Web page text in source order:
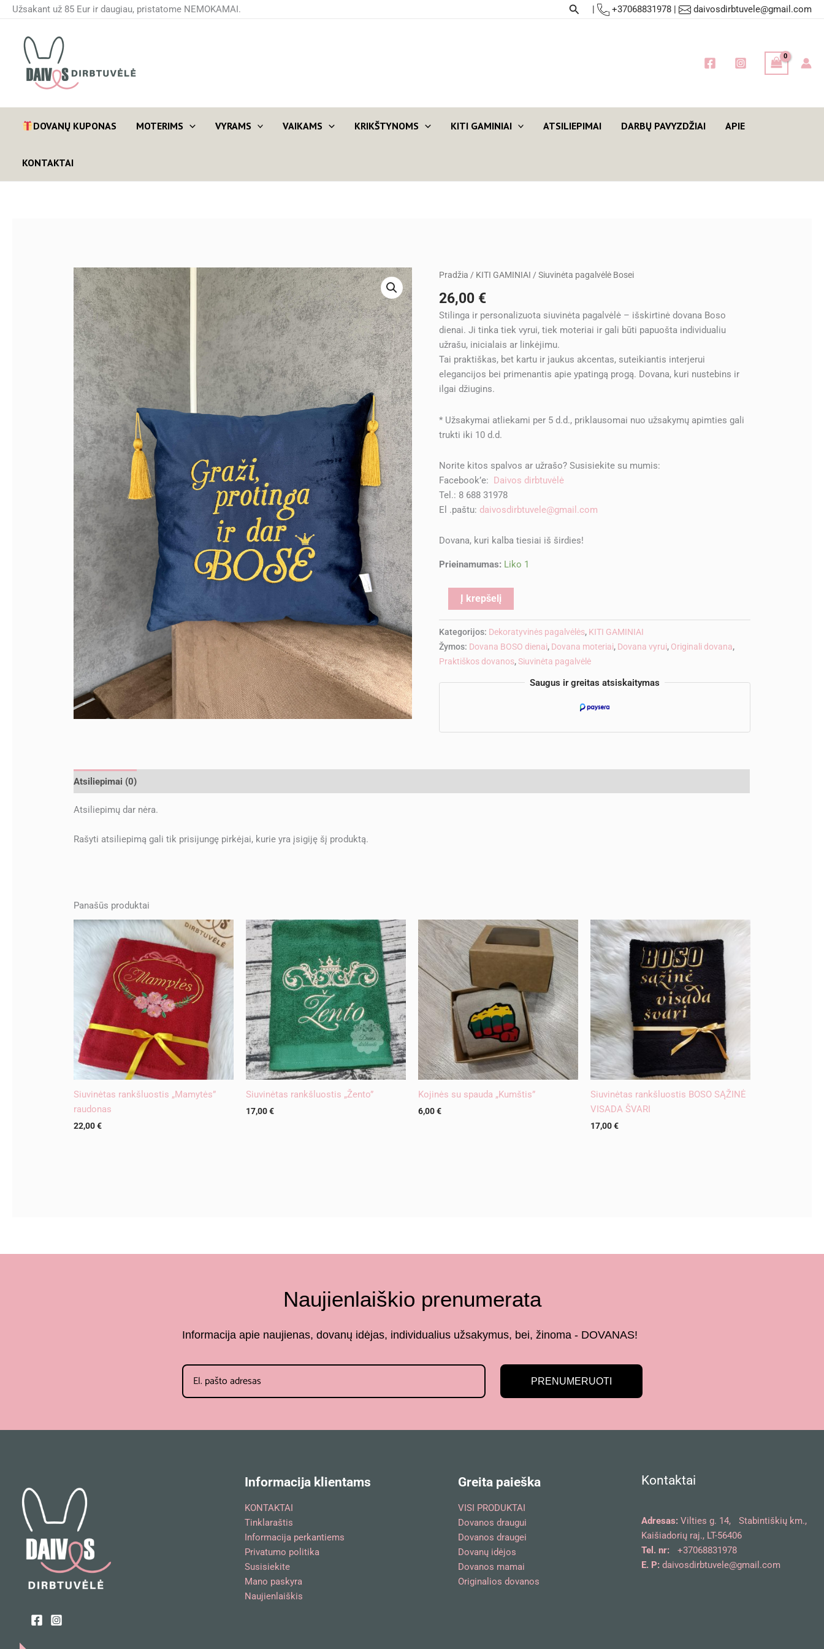
Pereiti
turinio
Užsakant už 85 Eur ir daugiau, pristatome NEMOKAMAI. Paieška
| +37068831978 | daivosdirbtuvele@gmail.com
DOVANŲ KUPONAS MOTERIMS VYRAMS VAIKAMS KRIKŠTYNOMS KITI GAMINIAI ATSILIEPIMAI DARBŲ PAVYZDŽIAI APIE
KONTAKTAI
Pradžia / KITI GAMINIAI / Siuvinėta pagalvėlė Bosei
26,00 €
Stilinga ir personalizuota siuvinėta pagalvėlė – išskirtinė dovana Boso
dienai. Ji tinka tiek vyrui, tiek moteriai ir gali būti papuošta individualiu
užrašu, inicialais ar linkėjimu.
Tai praktiškas, bet kartu ir jaukus akcentas, suteikiantis interjerui
elegancijos bei primenantis apie ypatingą progą. Dovana, kuri nustebins ir
ilgai džiugins.
* Užsakymai atliekami per 5 d.d., priklausomai nuo užsakymų apimties gali
trukti iki 10 d.d.
Norite kitos spalvos ar užrašo? Susisiekite su mumis:
Facebook’e: Daivos dirbtuvėlė
Tel.: 8 688 31978
El .paštu: daivosdirbtuvele@gmail.com
Dovana, kuri kalba tiesiai iš širdies!
Prieinamumas: Liko 1
produkto
Siuvinėta
pagalvėlė
Bosei
Į krepšelį
Kategorijos: Dekoratyvinės pagalvėlės, KITI GAMINIAI
Žymos: Dovana BOSO dienai, Dovana moteriai, Dovana vyrui, Originali dovana,
Praktiškos dovanos,Siuvinėta pagalvėlė
Saugus ir greitas atsiskaitymas
Atsiliepimai (0)
Atsiliepimų dar nėra.
Rašyti atsiliepimą gali tik prisijungę pirkėjai, kurie yra įsigiję šį produktą.
Panašūs produktai
Siuvinėtas rankšluostis „Mamytės”
raudonas
22,00€
Siuvinėtas rankšluostis „Žento”
17,00€
Kojinės su spauda „Kumštis”
6,00€
Siuvinėtas rankšluostis BOSO SĄŽINĖ
VISADA ŠVARI
17,00€
Naujienlaiškio prenumerata
Informacija apie naujienas, dovanų idėjas, individualius užsakymus, bei, žinoma - DOVANAS!
PRENUMERUOTI
Informacija klientams
KONTAKTAI
Tinklaraštis
Informacija perkantiems
Privatumo politika
Susisiekite
Mano paskyra
Naujienlaiškis
Greita paieška
VISI PRODUKTAI
Dovanos draugui
Dovanos draugei
Dovanų idėjos
Dovanos mamai
Originalios dovanos
Kontaktai
Adresas:Vilties g. 14, Stabintiškių km.,
Kaišiadorių raj., LT-56406
Tel. nr:
+37068831978
E. P: daivosdirbtuvele@gmail.com